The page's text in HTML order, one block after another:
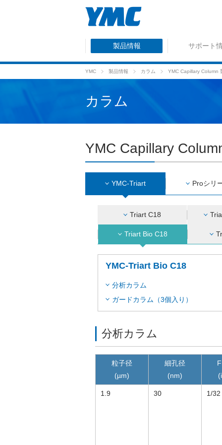
製品情報 サポート
YMC 製品情報 カラム YMC Capillary Column
カラム
YMC Capillary
YMC-Triart Proシリ
Triart C18
Triart Bio C18
YMC-Triart Bio C18
分析カラム
ガードカラム（3個入り）
分析カラム
粒子径
(µm)
細孔径
(nm)
1.9 30 1/32